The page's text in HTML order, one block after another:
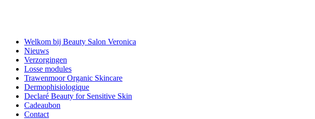
Welkom bij Beauty Salon Veronica
Nieuws
Verzorgingen
Losse modules
Trawenmoor Organic Skincare
Dermophisiologique
Declaré Beauty for Sensitive Skin
Cadeaubon
Contact